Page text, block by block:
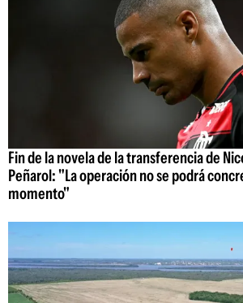
Fin de la novela de la transferencia de
Peñarol: "La operación no se podrá
momento"